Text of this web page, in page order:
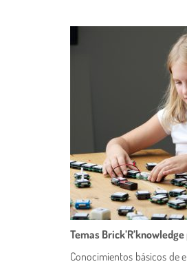
Temas
Conocimientos básicos de